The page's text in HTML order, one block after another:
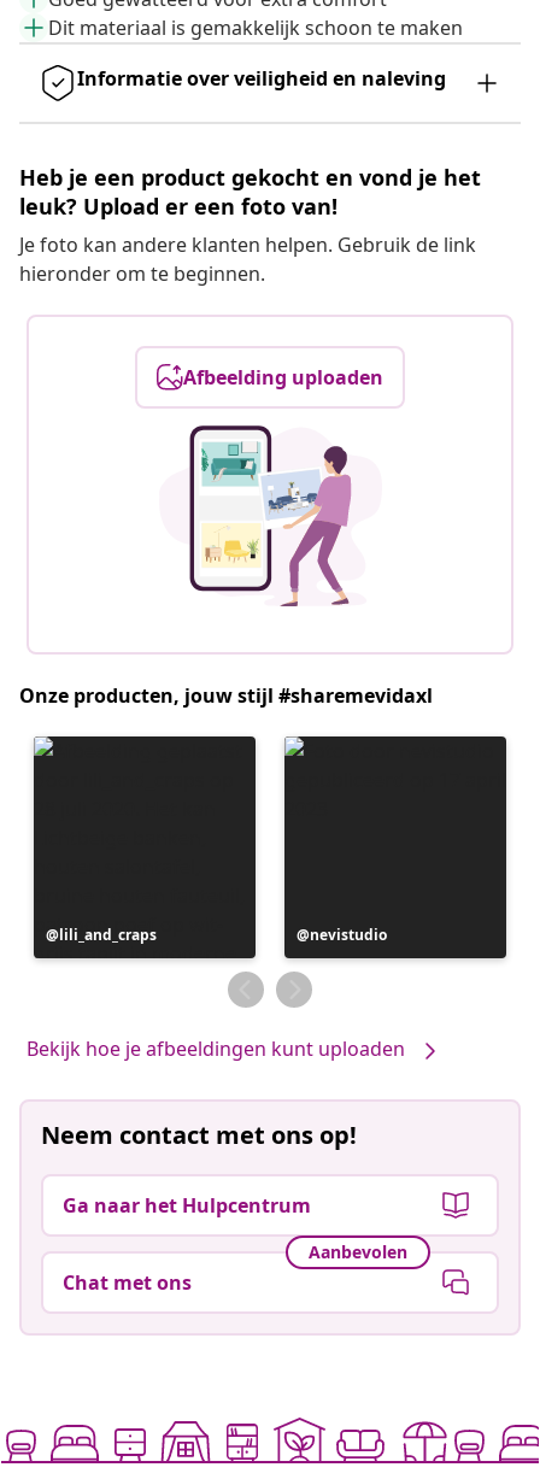
Dit materiaal is gemakkelijk schoon te maken
Informatie over veiligheid en naleving
Heb je een product gekocht en vond je het
leuk? Upload er een foto van!
Je foto kan andere klanten helpen. Gebruik de link
hieronder om te beginnen.
Afbeelding uploaden
Onze producten, jouw stijl #sharemevidaxl
Bericht
gepubliceerd
lili_and_craps
Bericht
gepubliceerd
door
nevistudio
Bekijk hoe je afbeeldingen kunt uploaden
Neem contact met ons op!
Ga naar het Hulpcentrum
Aanbevolen
Chat met ons